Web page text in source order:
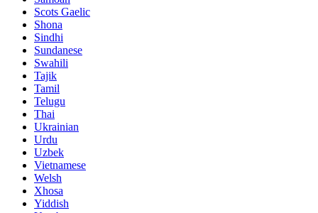
Scots Gaelic
Shona
Sindhi
Sundanese
Swahili
Tajik
Tamil
Telugu
Thai
Ukrainian
Urdu
Uzbek
Vietnamese
Welsh
Xhosa
Yiddish